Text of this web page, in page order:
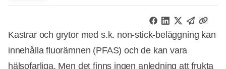
Kastrar och grytor med s.k. non-stick-beläggning kan
innehålla fluorämnen (PFAS) och de kan vara
hälsofarliga. Men det finns ingen anledning att frukta